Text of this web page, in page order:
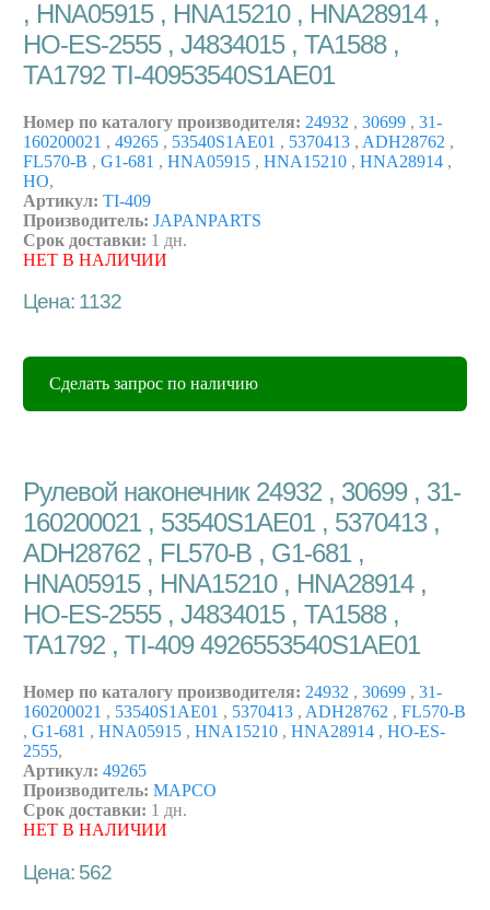
, HNA05915 , HNA15210 , HNA28914 ,
HO-ES-2555 , J4834015 , TA1588 ,
TA1792 TI-40953540S1AE01
Номер по каталогу производителя: 24932 , 30699 , 31-
160200021 , 49265 , 53540S1AE01 , 5370413 , ADH28762 ,
FL570-B , G1-681 , HNA05915 , HNA15210 , HNA28914 ,
HO,
Артикул: TI-409
Производитель: JAPANPARTS
Срок доставки: 1 дн.
НЕТ В НАЛИЧИИ
Цена: 1132
Сделать запрос по наличию
Рулевой наконечник 24932 , 30699 , 31-
160200021 , 53540S1AE01 , 5370413 ,
ADH28762 , FL570-B , G1-681 ,
HNA05915 , HNA15210 , HNA28914 ,
HO-ES-2555 , J4834015 , TA1588 ,
TA1792 , TI-409 4926553540S1AE01
Номер по каталогу производителя: 24932 , 30699 , 31-
160200021 , 53540S1AE01 , 5370413 , ADH28762 , FL570-B
, G1-681 , HNA05915 , HNA15210 , HNA28914 , HO-ES-
2555,
Артикул: 49265
Производитель: MAPCO
Срок доставки: 1 дн.
НЕТ В НАЛИЧИИ
Цена: 562